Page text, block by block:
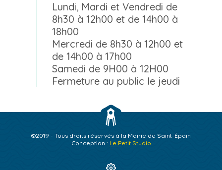
Lundi, Mardi et Vendredi de
8h30 à 12h00 et de 14h00 à
18h00
Mercredi de 8h30 à 12h00 et
de 14h00 à 17h00
Samedi de 9H00 à 12H00
Fermeture au public le jeudi
©2019 - Tous droits réservés à la Mairie de Saint-Épain
Conception : Le Petit Studio